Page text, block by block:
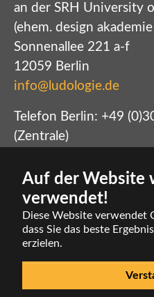
Auf der Website
verwendet!
Diese Website verwendet
dass Sie das beste
erzielen.
an der SRH University
(ehem. design
Sonnenallee 221 a-f
12059 Berlin
info@ludologie.de
Telefon Berlin: +49
(Zentrale)
Presse: +49 (0)172
Impressum
Kontakt
© Institut für Ludologie